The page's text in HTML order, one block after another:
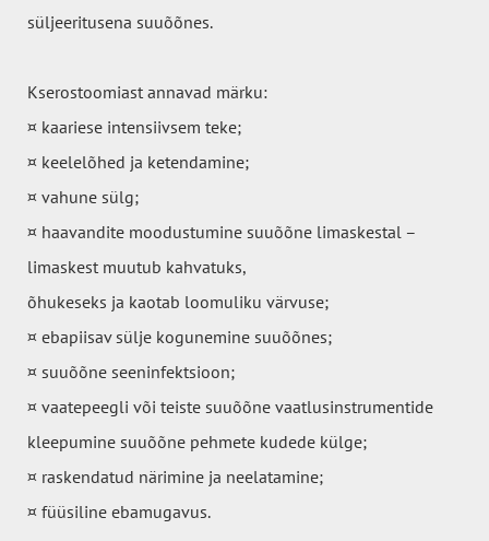
süljeeritusena suuõõnes.
Kserostoomiast annavad märku:
¤ kaariese intensiivsem teke;
¤ keelelõhed ja ketendamine;
¤ vahune sülg;
¤ haavandite moodustumine suuõõne limaskestal –
limaskest muutub kahvatuks,
õhukeseks ja kaotab loomuliku värvuse;
¤ ebapiisav sülje kogunemine suuõõnes;
¤ suuõõne seeninfektsioon;
¤ vaatepeegli või teiste suuõõne vaatlusinstrumentide
kleepumine suuõõne pehmete kudede külge;
¤ raskendatud närimine ja neelatamine;
¤ füüsiline ebamugavus.